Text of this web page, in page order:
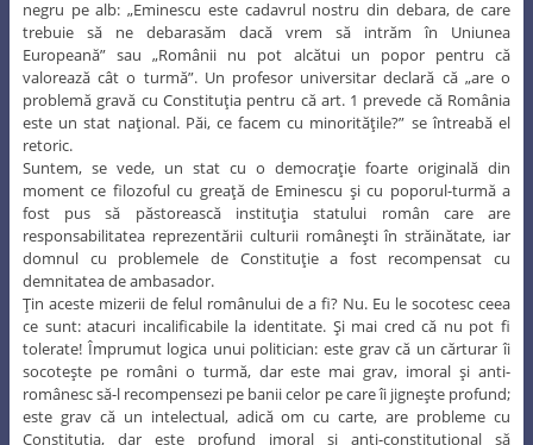
negru pe alb: „Eminescu este cadavrul nostru din debara, de care
trebuie să ne debarasăm dacă vrem să intrăm în Uniunea
Europeană” sau „Românii nu pot alcătui un popor pentru că
valorează cât o turmă”. Un profesor universitar declară că „are o
problemă gravă cu Constituţia pentru că art. 1 prevede că România
este un stat naţional. Păi, ce facem cu minorităţile?” se întreabă el
retoric.
Suntem, se vede, un stat cu o democraţie foarte originală din
moment ce filozoful cu greaţă de Eminescu şi cu poporul-turmă a
fost pus să păstorească instituţia statului român care are
responsabilitatea reprezentării culturii româneşti în străinătate, iar
domnul cu problemele de Constituţie a fost recompensat cu
demnitatea de ambasador.
Ţin aceste mizerii de felul românului de a fi? Nu. Eu le socotesc ceea
ce sunt: atacuri incalificabile la identitate. Şi mai cred că nu pot fi
tolerate! Împrumut logica unui politician: este grav că un cărturar îi
socoteşte pe români o turmă, dar este mai grav, imoral şi anti-
românesc să-l recompensezi pe banii celor pe care îi jigneşte profund;
este grav că un intelectual, adică om cu carte, are probleme cu
Constituţia, dar este profund imoral şi anti-constituţional să